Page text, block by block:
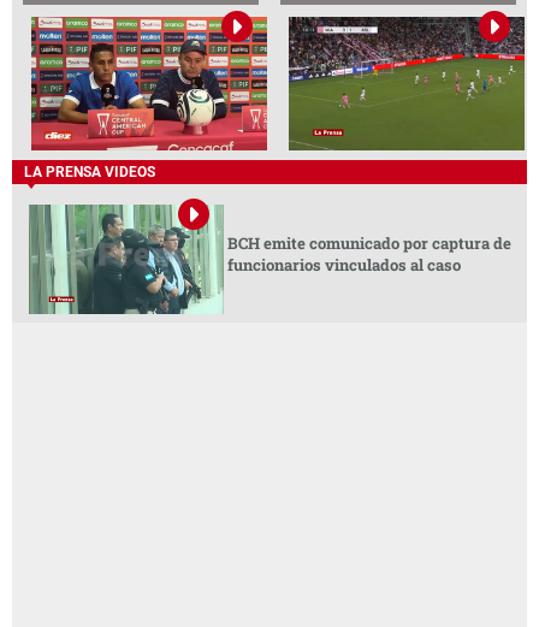
LA PRENSA VIDEOS
BCH emite comunicado por captura de
funcionarios vinculados al caso